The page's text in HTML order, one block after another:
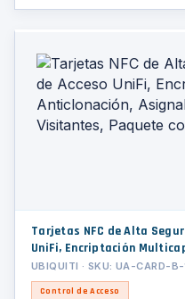
Tarjetas NFC de Alta
UniFi, Encriptación
Usuarios y Visitantes,
UBIQUITI · SKU: UA-CARD-
Control de Acceso